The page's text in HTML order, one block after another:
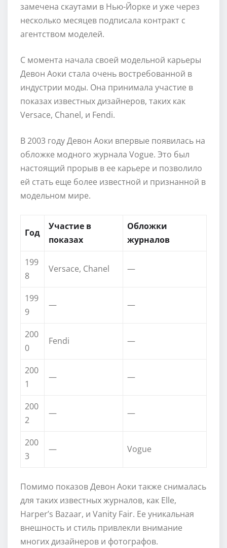
замечена скаутами в Нью-Йорке и уже через
несколько месяцев подписала контракт с
агентством моделей.
С момента начала своей модельной карьеры
Девон Аоки стала очень востребованной в
индустрии моды. Она принимала участие в
показах известных дизайнеров, таких как
Versace, Chanel, и Fendi.
В 2003 году Девон Аоки впервые появилась на
обложке модного журнала Vogue. Это был
настоящий прорыв в ее карьере и позволило
ей стать еще более известной и признанной в
модельном мире.
Год
Участие в
показах
Обложки
журналов
199
8
Versace, Chanel —
199
9
— —
200
0
Fendi —
200
1
— —
200
2
— —
200
3
— Vogue
Помимо показов Девон Аоки также снималась
для таких известных журналов, как Elle,
Harper’s Bazaar, и Vanity Fair. Ее уникальная
внешность и стиль привлекли внимание
многих дизайнеров и фотографов.